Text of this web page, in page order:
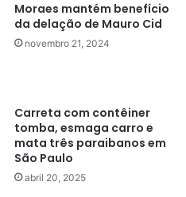
Moraes mantém benefício
da delação de Mauro Cid
novembro 21, 2024
Carreta com contêiner
tomba, esmaga carro e
mata três paraibanos em
São Paulo
abril 20, 2025